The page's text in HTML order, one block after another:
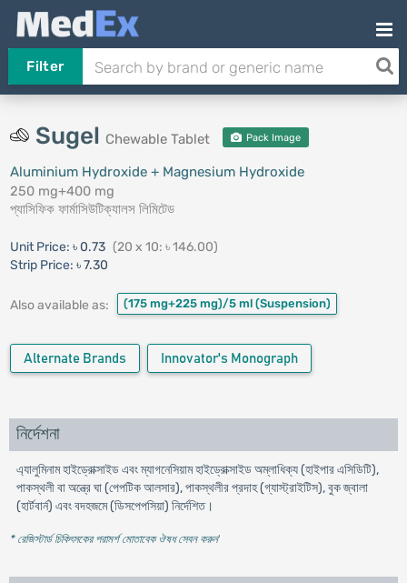
Filter
Sugel Chewable Tablet Pack Image
Aluminium Hydroxide + Magnesium Hydroxide
250 mg+400 mg
প্যাসিফিক ফার্মাসিউটিক্যালস লিমিটেড
Unit Price: ৳ 0.73 (20 x 10: ৳ 146.00)
Strip Price: ৳ 7.30
Also available as: (175 mg+225 mg)/5 ml (Suspension)
Alternate Brands Innovator's Monograph
নির্দেশনা
এ্যালুমিনাম হাইড্রোক্সাইড এবং ম্যাগনেসিয়াম হাইড্রোক্সাইড অম্লাধিক্য (হাইপার এসিডিটি),
পাকস্থলী বা অন্ত্রে ঘা (পেপটিক আলসার), পাকস্থলীর প্রদাহ (গ্যাস্ট্রাইটিস), বুক জ্বালা
(হার্টবার্ন) এবং বদহজমে (ডিসপেপসিয়া) নির্দেশিত।
* রেজিস্টার্ড চিকিৎসকের পরামর্শ মোতাবেক ঔষধ সেবন করুন'